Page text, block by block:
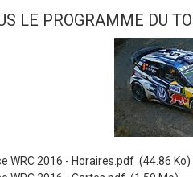
LE PROGRAMME DU
WRC 2016 - Horaires.pdf (44.86 Ko)